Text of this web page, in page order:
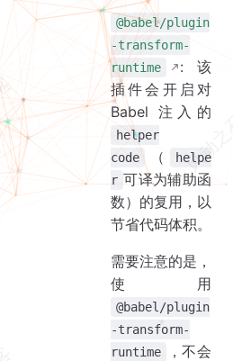
通过 CLI
通过 Node API
选项
corejs
helpers
polyfill
regenerator
useBuiltIns
useESModules
absoluteRuntime
技术细节
regenerator 替换
core-js 替换
helper 替换
译者总结
@babel/plugin
-transform-
runtime
: 该
插件会开启对
Babel 注入的
helper
code
（
helpe
r 可译为辅助函
数）的复用，以
节省代码体积。
需要注意的是，
使用
@babel/plugin
-transform-
runtime
，不会